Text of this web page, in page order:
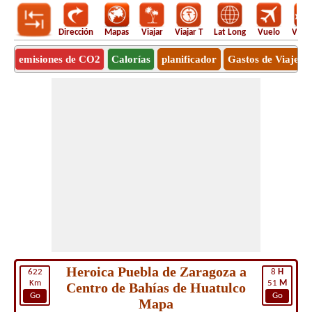
Dirección Mapas Viajar Viajar T Lat Long Vuelo
emisiones de CO2 Calorías planificador Gastos de Viaje
622
Km
Go
8 H
51 M
Go
Heroica Puebla de Zaragoza a
Centro de Bahías de Huatulco
Mapa